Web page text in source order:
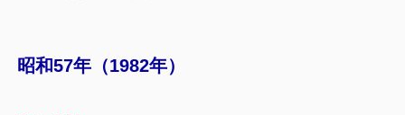
昭和57年（1982年）